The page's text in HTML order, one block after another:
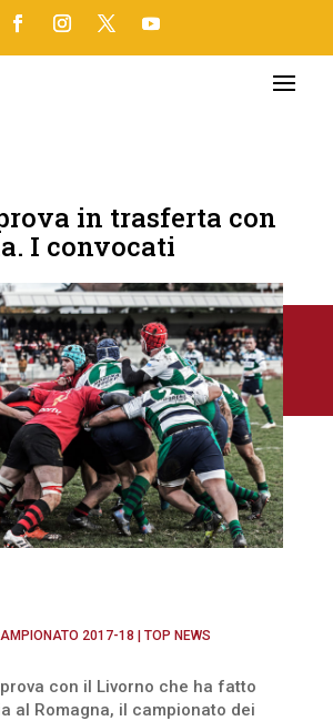
in trasferta con
I convocati
2017-18 | TOP NEWS
con il Livorno che ha fatto
al Romagna, il campionato dei